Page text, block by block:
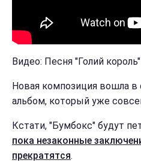
Видео: Песня "Голий
Новая композиция вошла
альбом, который уже
Кстати, "Бумбокс" будут
пока незаконные
прекратятся.